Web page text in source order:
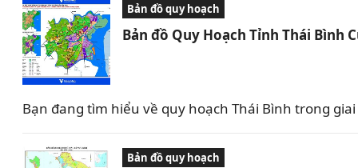
Bản đồ quy hoạch
Bản đồ Quy Hoạch Tỉnh Thái Bình
Bạn đang tìm hiểu về quy hoạch Thái Bình trong
Bản đồ quy hoạch